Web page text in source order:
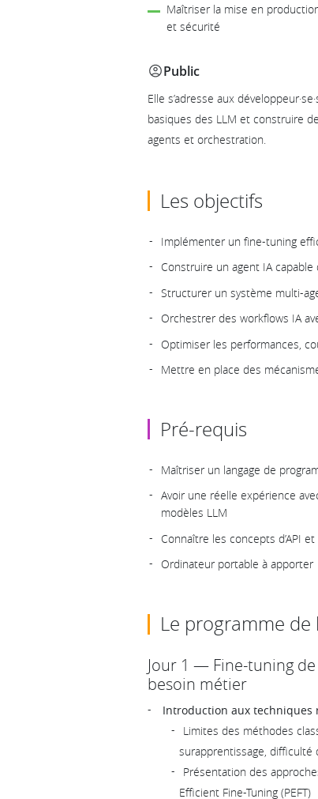
Maîtriser la mise en
et sécurité
Public
Elle s’adresse aux
basiques des LLM et construire
agents et orchestration.
Les objectifs
Implémenter un fine-tuning
Construire un agent IA capable
Structurer un système multi-
Orchestrer des workflows IA
Optimiser les performances,
Mettre en place des
Pré-requis
Maîtriser un langage de
Avoir une réelle expérience
modèles LLM
Connaître les concepts d’API
Ordinateur portable à apporter
Le programme de
Jour 1 — Fine-tuning
besoin métier
Introduction aux techniques
Limites des méthodes
surapprentissage, difficulté
Présentation des
Efficient Fine-Tuning (PEFT)